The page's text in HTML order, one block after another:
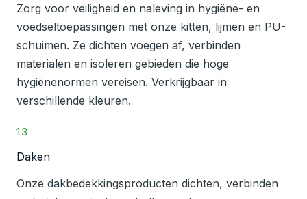
Zorg voor veiligheid en naleving in hygiëne- en
voedseltoepassingen met onze kitten, lijmen en PU-
schuimen. Ze dichten voegen af, verbinden
materialen en isoleren gebieden die hoge
hygiënenormen vereisen. Verkrijgbaar in
verschillende kleuren.
13
Daken
Onze dakbedekkingsproducten dichten, verbinden